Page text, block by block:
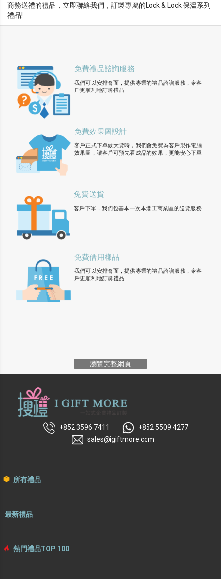
商務送禮的禮品，立即聯絡我們，訂製專屬的Lock & Lock 保溫系列
禮品!
免費禮品諮詢服務
我們可以安排會面，提供專業的禮品諮詢服務，令客
戶更順利地訂購禮品
免費效果圖設計
客戶正式下單做大貨時，我們會免費為客戶製作電腦
效果圖，讓客戶可預先看成品的效果，更能安心下單
免費送貨
客戶下單，我們包基本一次本港工商業區的送貨服務
免費借用樣品
我們可以安排會面，提供專業的禮品諮詢服務，令客
戶更順利地訂購禮品
瀏覽完整網頁
+852 3596 7411
+852 5509 4277
sales@igiftmore.com
所有禮品
最新禮品
熱門禮品TOP 100